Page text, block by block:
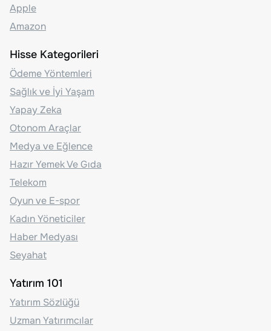
Apple
Amazon
Hisse Kategorileri
Ödeme Yöntemleri
Sağlık ve İyi Yaşam
Yapay Zeka
Otonom Araçlar
Medya ve Eğlence
Hazır Yemek Ve Gıda
Telekom
Oyun ve E-spor
Kadın Yöneticiler
Haber Medyası
Seyahat
Yatırım 101
Yatırım Sözlüğü
Uzman Yatırımcılar